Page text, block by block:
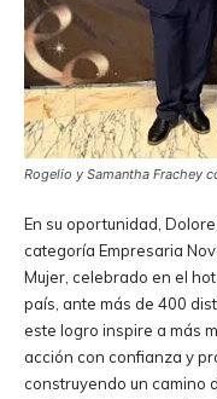
Rogelio y Samantha Frachey
En su oportunidad,
categoría Empresaria
Mujer, celebrado en el
país, ante más de 400
este logro inspire a más
acción con confianza y
construyendo un camino